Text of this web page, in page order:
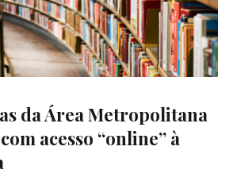
da Área Metropolitana
acesso “online” à